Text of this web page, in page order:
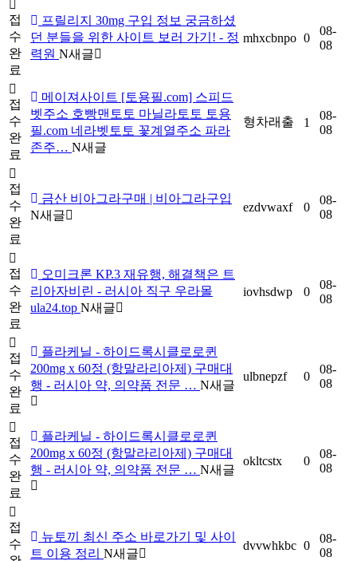
접
수
완
료
프릴리지 30mg 구입 정보 궁금하셨
던 분들을 위한 사이트 보러 가기! - 정
력원 N새글
mhxcbnpo 0
08-
08
접
수
완
료
메이져사이트 [토용필.com] 스피드
벳주소 호빵맨토토 마닐라토토 토용
필.com 네라벳토토 꽃계열주소 파라
존주… N새글
형차래출 1
08-
08
접
수
완
료
금산 비아그라구매 | 비아그라구입
N새글
ezdvwaxf 0
08-
08
접
수
완
료
오미크론 KP.3 재유행, 해결책은 트
리아자비린 - 러시아 직구 우라몰
ula24.top N새글
iovhsdwp 0
08-
08
접
수
완
료
플라케닐 - 하이드록시클로로퀸
200mg x 60정 (항말라리아제) 구매대
행 - 러시아 약, 의약품 전문 … N새글
ulbnepzf 0
08-
08
접
수
완
료
플라케닐 - 하이드록시클로로퀸
200mg x 60정 (항말라리아제) 구매대
행 - 러시아 약, 의약품 전문 … N새글
okltcstx 0
08-
08
접
수
뉴토끼 최신 주소 바로가기 및 사이
트 이용 정리 N새글
dvvwhkbc 0
08-
08